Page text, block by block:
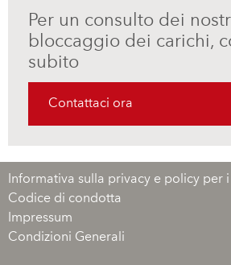
Per un consulto dei
bloccaggio dei carichi,
subito
Contattaci ora
Informativa sulla privacy e policy per
Codice di condotta
Impressum
Condizioni Generali